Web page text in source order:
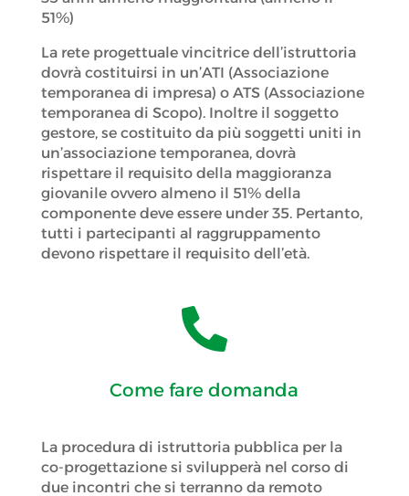
51%)
La rete progettuale vincitrice dell’istruttoria
dovrà costituirsi in un’ATI (Associazione
temporanea di impresa) o ATS (Associazione
temporanea di Scopo). Inoltre il soggetto
gestore, se costituito da più soggetti uniti in
un’associazione temporanea, dovrà
rispettare il requisito della maggioranza
giovanile ovvero almeno il 51% della
componente deve essere under 35. Pertanto,
tutti i partecipanti al raggruppamento
devono rispettare il requisito dell’età.

Come fare domanda
La procedura di istruttoria pubblica per la
co-progettazione si svilupperà nel corso di
due incontri che si terranno da remoto